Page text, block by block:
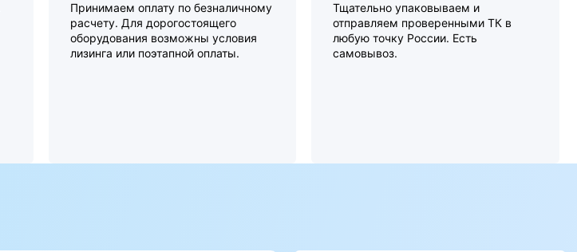
Принимаем оплату по безналичному
расчету. Для дорогостоящего
оборудования возможны условия
лизинга или поэтапной оплаты.
Тщательно упаковываем и
отправляем проверенными ТК в
любую точку России. Есть
самовывоз.